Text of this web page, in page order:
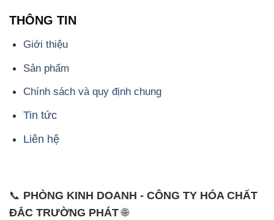
THÔNG TIN
Giới thiệu
Sản phẩm
Chính sách và quy định chung
Tin tức
Liên hệ
📞 PHÒNG KINH DOANH - CÔNG TY HÓA CHẤT
ĐẮC TRƯỜNG PHÁT🌐